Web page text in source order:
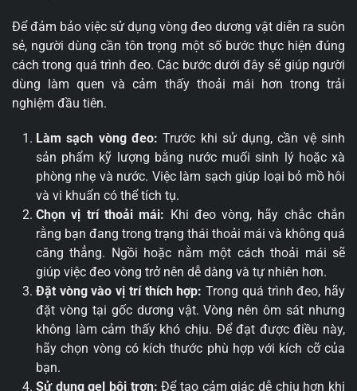
Để đảm bảo việc sử dụng vòng đeo dương vật diễn ra suôn
sẻ, người dùng cần tôn trọng một số bước thực hiện đúng
cách trong quá trình đeo. Các bước dưới đây sẽ giúp người
dùng làm quen và cảm thấy thoải mái hơn trong trải
nghiệm đầu tiên.
Làm sạch vòng đeo: Trước khi sử dụng, cần vệ sinh
sản phẩm kỹ lượng bằng nước muối sinh lý hoặc xà
phòng nhẹ và nước. Việc làm sạch giúp loại bỏ mồ hôi
và vi khuẩn có thể tích tụ.
Chọn vị trí thoải mái: Khi đeo vòng, hãy chắc chắn
rằng bạn đang trong trạng thái thoải mái và không quá
căng thẳng. Ngồi hoặc nằm một cách thoải mái sẽ
giúp việc đeo vòng trở nên dễ dàng và tự nhiên hơn.
Đặt vòng vào vị trí thích hợp: Trong quá trình đeo, hãy
đặt vòng tại gốc dương vật. Vòng nên ôm sát nhưng
không làm cảm thấy khó chịu. Để đạt được điều này,
hãy chọn vòng có kích thước phù hợp với kích cỡ của
bạn.
Sử dụng gel bôi trơn: Để tạo cảm giác dễ chịu hơn khi